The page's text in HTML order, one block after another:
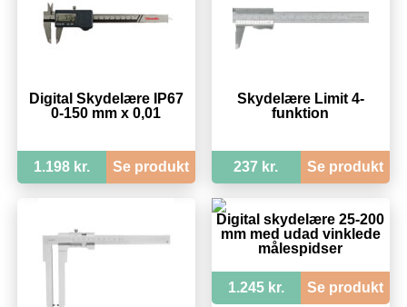
Digital Skydelære IP67
0-150 mm x 0,01
1.198 kr. Se produkt
Skydelære Limit 4-
funktion
237 kr. Se produkt
Digital skydelære 25-200
mm med udad vinklede
målespidser
1.245 kr. Se produkt